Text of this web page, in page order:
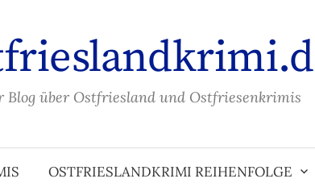
Blog über Ostfriesland und Ostfriesenkrimis
OSTFRIESLANDKRIMI REIHENFOLGE